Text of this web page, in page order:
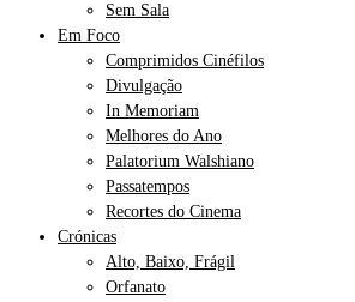
Sem Sala
Em Foco
Comprimidos Cinéfilos
Divulgação
In Memoriam
Melhores do Ano
Palatorium Walshiano
Passatempos
Recortes do Cinema
Crónicas
Alto, Baixo, Frágil
Orfanato